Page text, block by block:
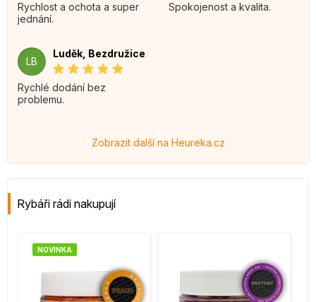
Rychlost a ochota a super
jednání.
Spokojenost a kvalita.
LB
Luděk, Bezdružice
Rychlé dodání bez
problemu.
Zobrazit další na Heureka.cz
Rybáři rádi nakupují
NOVINKA